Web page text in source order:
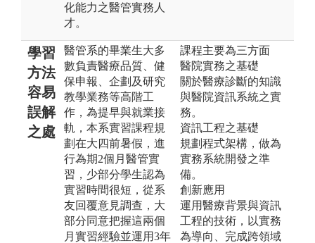
化能力之醫管實務人
才。
學習
方法
容易
誤解
之處
醫管系的畢業生大多
數負責醫療品質、健
保申報、企劃及研究
教學業務等高階工
作，為提早與就業接
軌，本系實習課程規
劃在大四前暑假，進
行為期2個月醫管實
習，少部分學生認為
實習時間很短，從系
友回覆意見調查，大
部分同意把握這兩個
月實習經驗並運用3年
課程主要為三方面
醫院實務之基礎
關於醫療診斷的知識
與醫院資訊系統之實
務。
資訊工程之基礎
規劃程式架構，做為
實務系統開發之準
備。
創新應用
運用醫療背景與資訊
工程的技術，以實務
為導向、完成跨領域